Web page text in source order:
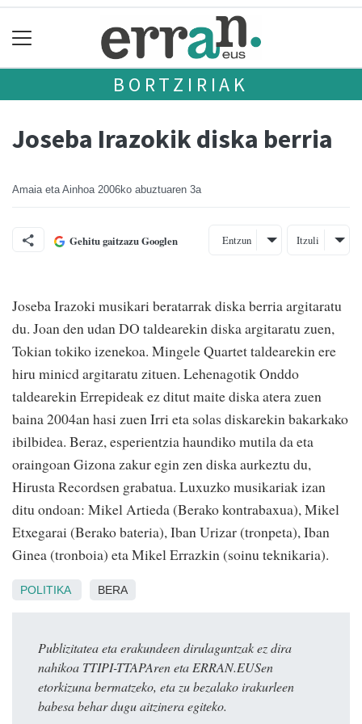
BORTZIRIAK
Joseba Irazokik diska berria
Amaia eta Ainhoa 2006ko abuztuaren 3a
Gehitu gaitzazu Googlen Entzun Itzuli
Joseba Irazoki musikari beratarrak diska berria argitaratu
du. Joan den udan DO taldearekin diska argitaratu zuen,
Tokian tokiko izenekoa. Mingele Quartet taldearekin ere
hiru minicd argitaratu zituen. Lehenagotik Onddo
taldearekin Errepideak ez ditut maite diska atera zuen
baina 2004an hasi zuen Irri eta solas diskarekin bakarkako
ibilbidea. Beraz, esperientzia haundiko mutila da eta
oraingoan Gizona zakur egin zen diska aurkeztu du,
Hirusta Recordsen grabatua. Luxuzko musikariak izan
ditu ondoan: Mikel Artieda (Berako kontrabaxua), Mikel
Etxegarai (Berako bateria), Iban Urizar (tronpeta), Iban
Ginea (tronboia) eta Mikel Errazkin (soinu teknikaria).
POLITIKA BERA
Publizitatea eta erakundeen dirulaguntzak ez dira
nahikoa TTIPI-TTAPAren eta ERRAN.EUSen
etorkizuna bermatzeko, eta zu bezalako irakurleen
babesa behar dugu aitzinera egiteko.